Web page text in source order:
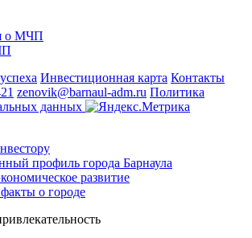
о МЧП
Инвестиционная карта Контакты
zenovik@barnaul-adm.ru Политика
данных
профиль города Барнаула
развитие
о городе